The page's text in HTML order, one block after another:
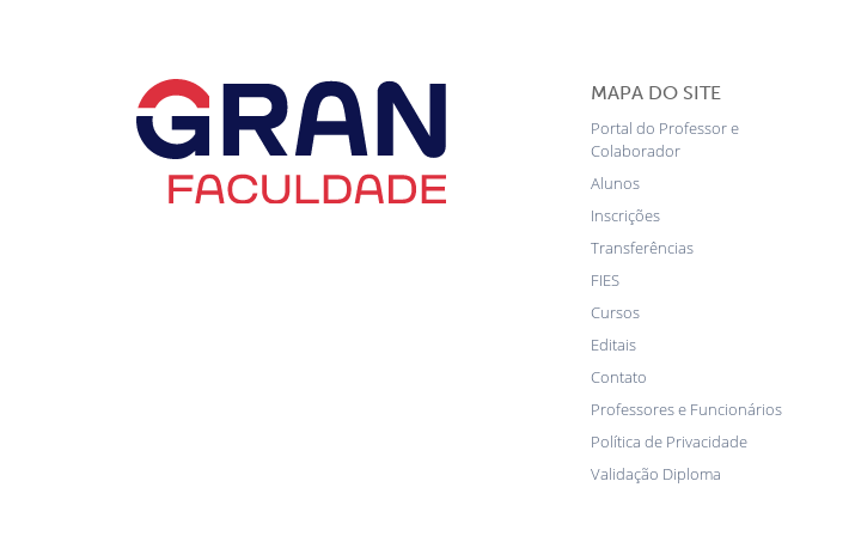
MAPA DO SITE
Portal do Professor e
Colaborador
Alunos
Inscrições
Transferências
FIES
Cursos
Editais
Contato
Professores e Funcionários
Política de Privacidade
Validação Diploma